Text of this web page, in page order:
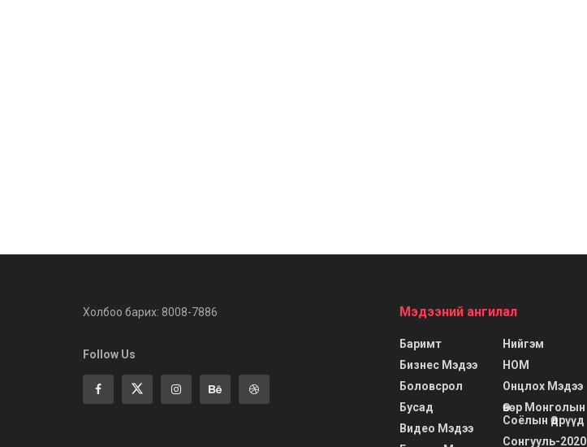
Холбоо барих: 8008-7886
Follow Us
Мэдээний ангилал
Баримт
Бизнес Мэдээ
Боловсрол
Бусад
Видео Мэдээ
Нийгэм
НОМ
Онцлох Мэдээ
Өвөр Монголын
Соёлын Өдрүүд
Сонгууль-2020